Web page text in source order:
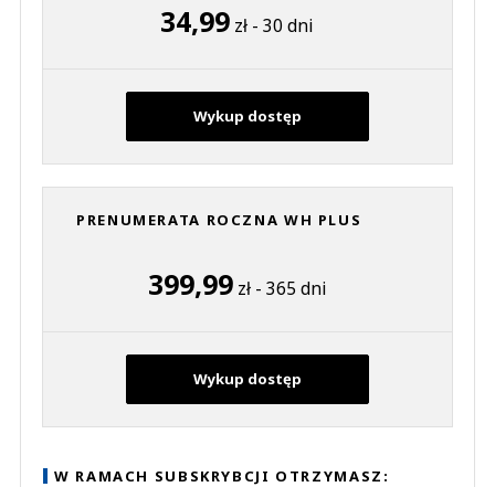
34,99 zł - 30 dni
Wykup dostęp
PRENUMERATA ROCZNA WH PLUS
399,99zł - 365 dni
Wykup dostęp
W RAMACH SUBSKRYBCJI OTRZYMASZ: